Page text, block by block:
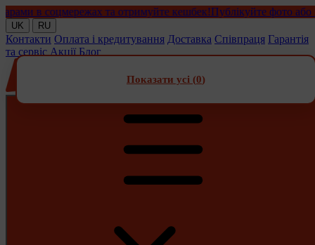
в соцмережах та отримуйте кешбек!Публікуйте фото або
UK RU
Контакти Оплата і кредитування Доставка Співпраця Гарантія
та сервіс Акції Блог
Показати усі (0)